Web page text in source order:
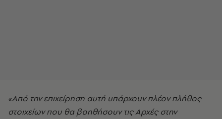
«Από την επιχείρηση αυτή υπάρχουν πλέον πλήθος
στοιχείων που θα βοηθήσουν τις Αρχές στην